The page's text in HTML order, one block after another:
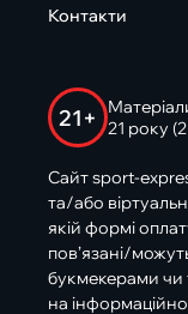
Контакти
21+
21 року
Сайт sport-
та/або
якій формі
пов’язані/
букмекерами чи
на